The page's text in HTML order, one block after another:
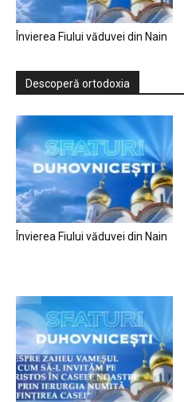
Învierea Fiului văduvei din Nain
Descoperă ortodoxia
Învierea Fiului văduvei din Nain